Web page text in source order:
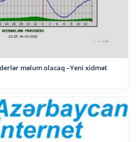
məlum olacaq –Yeni xidmət